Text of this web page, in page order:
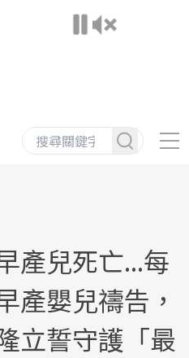
產兒死亡...每
產嬰兒禱告，
立誓守護「最